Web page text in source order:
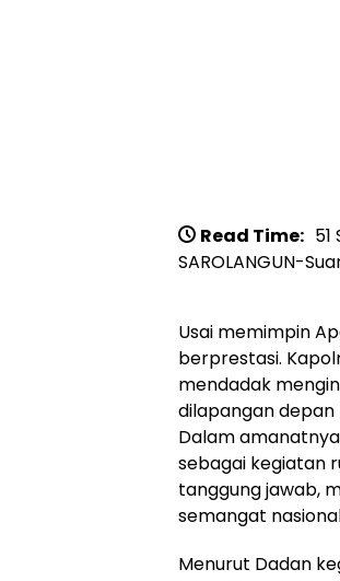
Read Time: 51
SAROLANGUN-
Usai memimpin
berprestasi.
mendadak
dilapangan depan
Dalam
sebagai kegiatan
tanggung jawab,
semangat
Menurut Dadan